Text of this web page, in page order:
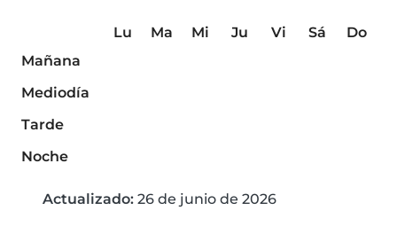
Lu Ma Mi Ju Vi Sá
Do
Mañana
Mediodía
Tarde
Noche
Actualizado: 26 de junio de 2026